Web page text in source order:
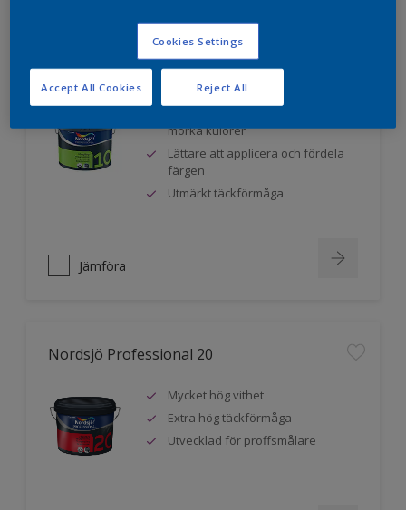
Nordsjö Professional 10
mörka kulörer
Lättare att applicera och fördela
färgen
Utmärkt täckförmåga
Jämföra
Nordsjö Professional 20
Mycket hög vithet
Extra hög täckförmåga
Utvecklad för proffsmålare
Cookies Settings
Reject All
Accept All Cookies